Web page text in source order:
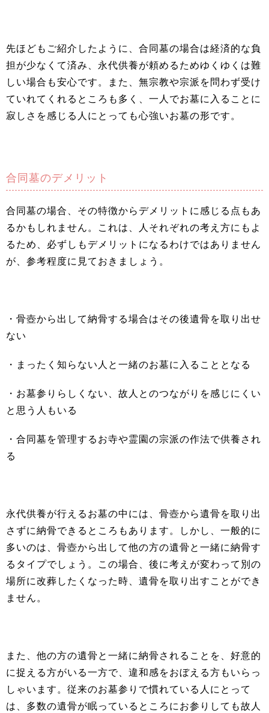
先ほどもご紹介したように、合同墓の場合は経済的な負
担が少なくて済み、永代供養が頼めるためゆくゆくは難
しい場合も安心です。また、無宗教や宗派を問わず受け
ていれてくれるところも多く、一人でお墓に入ることに
寂しさを感じる人にとっても心強いお墓の形です。
合同墓のデメリット
合同墓の場合、その特徴からデメリットに感じる点もあ
るかもしれません。これは、人それぞれの考え方にもよ
るため、必ずしもデメリットになるわけではありません
が、参考程度に見ておきましょう。
・骨壺から出して納骨する場合はその後遺骨を取り出せ
ない
・まったく知らない人と一緒のお墓に入ることとなる
・お墓参りらしくない、故人とのつながりを感じにくい
と思う人もいる
・合同墓を管理するお寺や霊園の宗派の作法で供養され
る
永代供養が行えるお墓の中には、骨壺から遺骨を取り出
さずに納骨できるところもあります。しかし、一般的に
多いのは、骨壺から出して他の方の遺骨と一緒に納骨す
るタイプでしょう。この場合、後に考えが変わって別の
場所に改葬したくなった時、遺骨を取り出すことができ
ません。
また、他の方の遺骨と一緒に納骨されることを、好意的
に捉える方がいる一方で、違和感をおぼえる方もいらっ
しゃいます。従来のお墓参りで慣れている人にとって
は、多数の遺骨が眠っているところにお参りしても故人